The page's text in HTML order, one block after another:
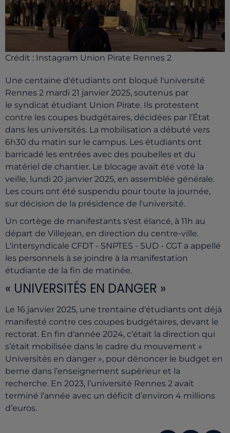
Crédit : Instagram Union Pirate Rennes 2
Une centaine d'étudiants ont bloqué l'université
Rennes 2 mardi 21 janvier 2025, soutenus par
le syndicat étudiant Union Pirate. Ils protestent
contre les coupes budgétaires, décidées par l’État
dans les universités. La mobilisation a débuté vers
6h30 du matin sur le campus. Les étudiants ont
barricadé les entrées avec des poubelles et du
matériel de chantier. Le blocage avait été voté la
veille, lundi 20 janvier 2025, en assemblée générale.
Les cours ont été suspendu pour toute la journée,
sur décision de la présidence de l'université.
Un cortège de manifestants s'est élancé, à 11h au
départ de Villejean, en direction du centre-ville.
L'intersyndicale CFDT - SNPTES - SUD - CGT a appellé
les personnels à se joindre à la manifestation
étudiante de la fin de matinée.
« UNIVERSITÉS EN DANGER »
Le 16 janvier 2025, une trentaine d'étudiants ont déjà
manifesté contre ces coupes budgétaires, devant le
rectorat. En fin d'année 2024, c’était la direction qui
s’était mobilisée dans le cadre du mouvement «
Universités en danger », pour dénoncer le budget en
berne dans l’enseignement supérieur et la
recherche. En 2023, l’université Rennes 2 avait
terminé l’année avec un déficit d’environ 4 millions
d’euros.